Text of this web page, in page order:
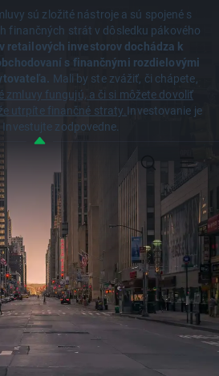
sú zložité nástroje a sú spojené s
finančných strát v dôsledku pákového
retailových investorov dochádza k
s finančnými rozdielovými
Mali by ste zvážiť, či chápete,
zmluvy fungujú, a či si môžete dovoliť
utrpíte finančné straty.Investovanie je
zodpovedne.